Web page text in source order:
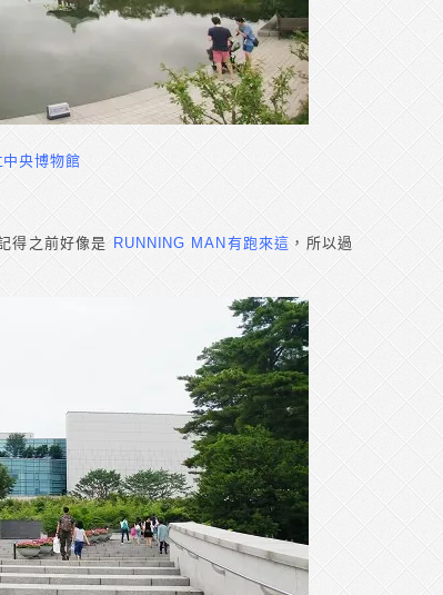
央博物館
得之前好像是 RUNNING MAN有跑來這 ，所以過